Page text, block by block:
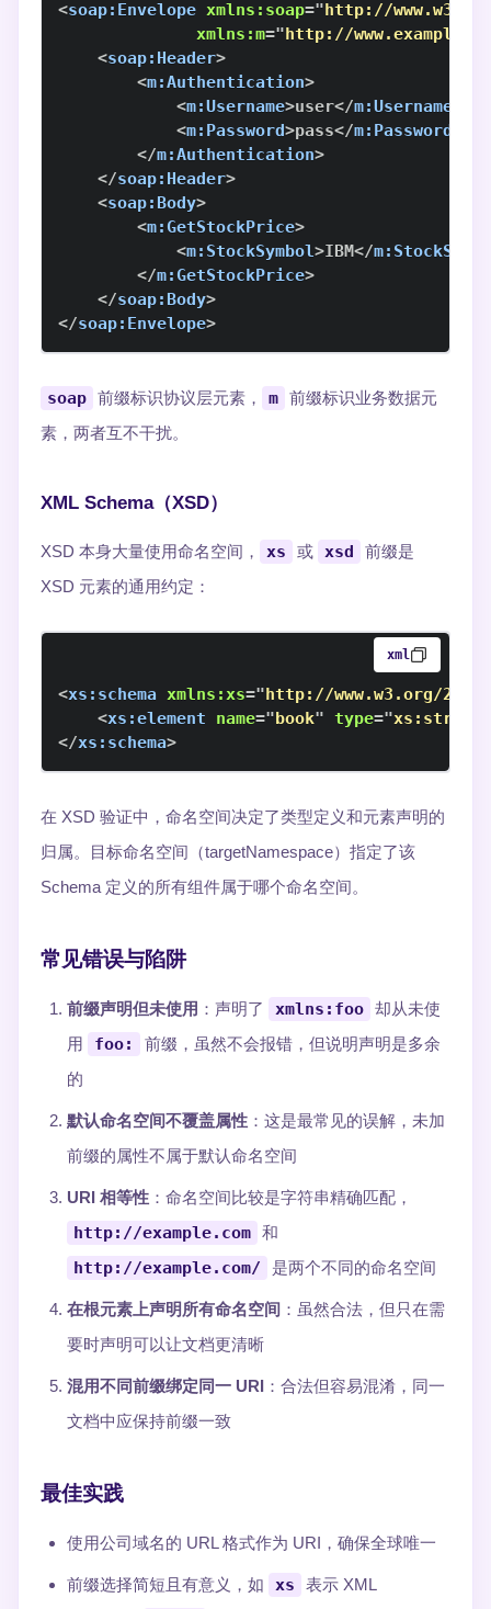
<soap: Envelope xmlns: soap="http://
xmlns:m="http://
<soap: Header>
<m:Authentication>
<m:Username>user</m:Username
<m: Password>pass</m: Password
</m:Authentication>
</soap: Header>
<soap: Body>
<m:GetStockPrice>
<m: StockSymbol>IBM</m:
</m:GetStockPrice>
</soap: Body>
</soap: Envelope>
soap 前缀标识协议层元素， m 前缀标识业务数据元
素，两者互不干扰。
XML Schema（XSD）
XSD 本身大量使用命名空间， xs 或 xsd
前缀是
XSD 元素的通用约定：
xml
<xs: schema xmlns:xs="http://www.w3.org/2001/
<xs:element name="book" type="xs:string
</xs: schema>
在 XSD 验证中，命名空间决定了类型定义和元素声明的
归属。目标命名空间（targetNamespace）指定了该
Schema 定义的所有组件属于哪个命名空间。
常见错误与陷阱
前缀声明但未使用 ：声明了 xmlns:foo 却从未使
用
foo:
前缀，虽然不会报错，但说明声明是多余
的
默认命名空间不覆盖属性 ：这是最常见的误解，未加
前缀的属性不属于默认命名空间
URI 相等性 ：命名空间比较是字符串精确匹配，
http://example.com 和
http://example.com/ 是两个不同的命名空间
在根元素上声明所有命名空间 ：虽然合法，但只在需
要时声明可以让文档更清晰
混用不同前缀绑定同一 URI ：合法但容易混淆，同一
文档中应保持前缀一致
最佳实践
使用公司域名的 URL 格式作为 URI，确保全球唯一
前缀选择简短且有意义，如 xs
表示 XML